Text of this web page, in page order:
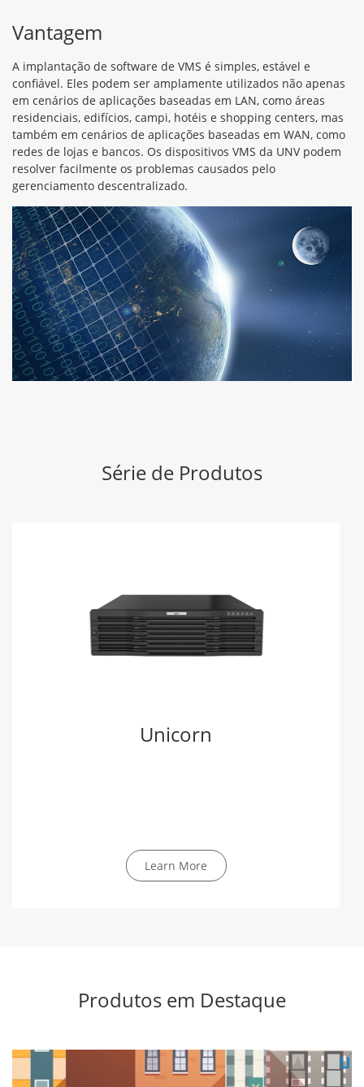
Vantagem
A implantação de software de VMS é simples, estável e
confiável. Eles podem ser amplamente utilizados não apenas
em cenários de aplicações baseadas em LAN, como áreas
residenciais, edifícios, campi, hotéis e shopping centers, mas
também em cenários de aplicações baseadas em WAN, como
redes de lojas e bancos. Os dispositivos VMS da UNV podem
resolver facilmente os problemas causados ​​pelo
gerenciamento descentralizado.
Série de Produtos
Unicorn
Learn More
Produtos em Destaque